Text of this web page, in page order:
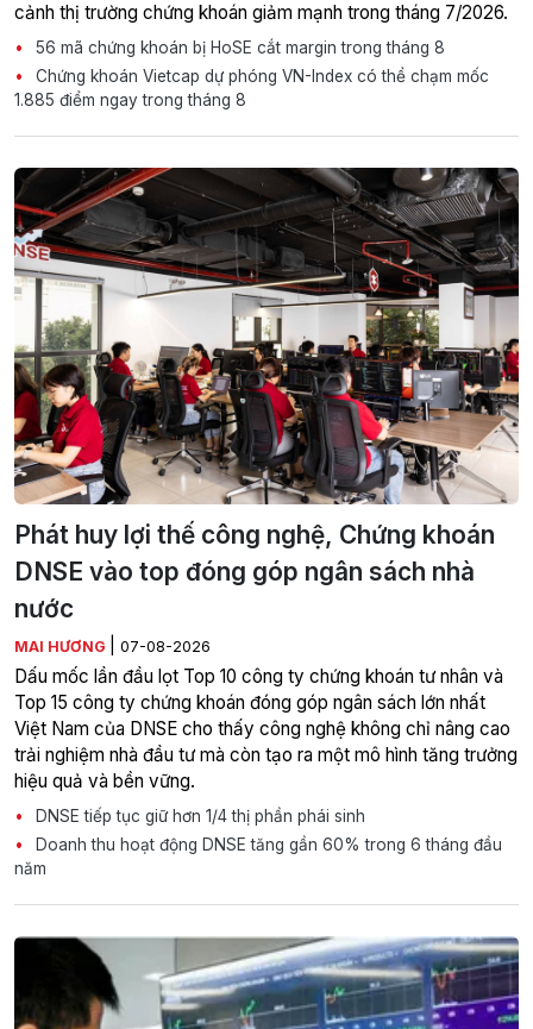
cảnh thị trường chứng khoán giảm mạnh trong tháng 7/2026.
56 mã chứng khoán bị HoSE cắt margin trong tháng 8
Chứng khoán Vietcap dự phóng VN-Index có thể chạm mốc
1.885 điểm ngay trong tháng 8
Phát huy lợi thế công nghệ, Chứng khoán
DNSE vào top đóng góp ngân sách nhà
nước
MAI HƯƠNG 07-08-2026
Dấu mốc lần đầu lọt Top 10 công ty chứng khoán tư nhân và
Top 15 công ty chứng khoán đóng góp ngân sách lớn nhất
Việt Nam của DNSE cho thấy công nghệ không chỉ nâng cao
trải nghiệm nhà đầu tư mà còn tạo ra một mô hình tăng trưởng
hiệu quả và bền vững.
DNSE tiếp tục giữ hơn 1/4 thị phần phái sinh
Doanh thu hoạt động DNSE tăng gần 60% trong 6 tháng đầu
năm